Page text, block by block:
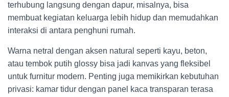
terhubung langsung dengan dapur, misalnya, bisa
membuat kegiatan keluarga lebih hidup dan memudahkan
interaksi di antara penghuni rumah.
Warna netral dengan aksen natural seperti kayu, beton,
atau tembok putih glossy bisa jadi kanvas yang fleksibel
untuk furnitur modern. Penting juga memikirkan kebutuhan
privasi: kamar tidur dengan panel kaca transparan terasa